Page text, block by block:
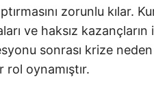
zorunlu kılar.
ve haksız kazançların
sonrası krize
rol oynamıştır.